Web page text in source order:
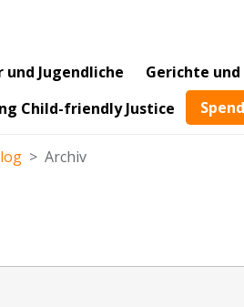
navigation
und Jugendliche Gerichte und
Child-friendly Justice
Archiv